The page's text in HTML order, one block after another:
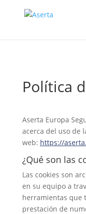
Política
Aserta Europa
acerca del uso de
web: https://
¿Qué son las
Las cookies son
en su equipo a
herramientas que
prestación de